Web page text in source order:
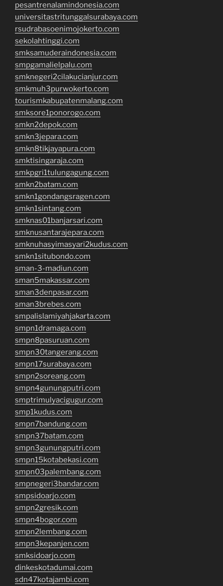
pesantrenalamindonesia.com
universitastritunggalsurabaya.com
rsudrabasoenimojokerto.com
sekolahtinggi.com
smksamuderaindonesia.com
smpgamalielpalu.com
smknegeri2cilakucianjur.com
smkmuh3purwokerto.com
tourismkabupatenmalang.com
smksore1ponorogo.com
smkn2depok.com
smkn3jepara.com
smkn8tikjayapura.com
smktisingaraja.com
smkpgri1tulungagung.com
smkn2batam.com
smkn1gondangsragen.com
smkn1sintang.com
smknas01banjarsari.com
smknusantarajepara.com
smknuhasyimasyari2kudus.com
smkn1situbondo.com
sman-3-madiun.com
sman5makassar.com
sman3denpasar.com
sman3brebes.com
smpalislamiyahjakarta.com
smpn1dramaga.com
smpn8pasuruan.com
smpn30tangerang.com
smpn17surabaya.com
smpn2soreang.com
smpn4gunungputri.com
smptrimulyacigugur.com
smp1kudus.com
smpn7bandung.com
smpn37batam.com
smpn3gunungputri.com
smpn15kotabekasi.com
smpn03palembang.com
smpnegeri3bandar.com
smpsidoarjo.com
smpn2gresik.com
smpn4bogor.com
smpn2lembang.com
smpn3kepanjen.com
smksidoarjo.com
dinkeskotadumai.com
sdn47kotajambi.com